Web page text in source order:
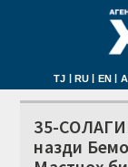
TJ | RU | EN |
35-
назди